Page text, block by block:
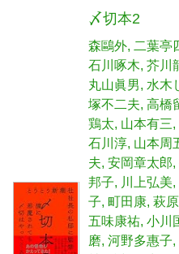
〆切本2
森鷗外 二葉亭
石川啄木 芥川
丸山眞男
水木
塚不二夫 高橋
鶏太 山本有三
石川淳 山本周
夫 安岡章太郎
邦子
川上弘美
子 町田康 萩
五味康祐 小川
磨 河野多惠子